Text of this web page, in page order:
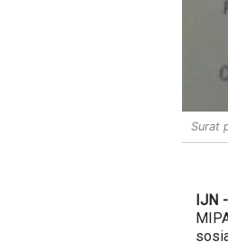
Surat
IJN